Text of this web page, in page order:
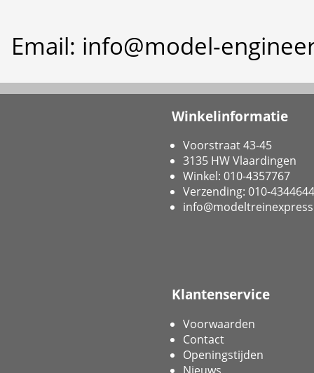
Email: info@model-
Winkelinformatie
Voorstraat 43-45
3135 HW Vlaardingen
Winkel: 010-4357767
Verzending: 010-4344644
Klantenservice
Voorwaarden
Contact
Openingstijden